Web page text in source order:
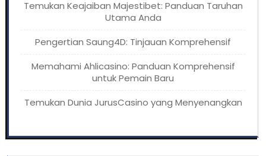
Temukan Keajaiban Majestibet: Panduan Taruhan
Utama Anda
Pengertian Saung4D: Tinjauan Komprehensif
Memahami Ahlicasino: Panduan Komprehensif
untuk Pemain Baru
Temukan Dunia JurusCasino yang Menyenangkan